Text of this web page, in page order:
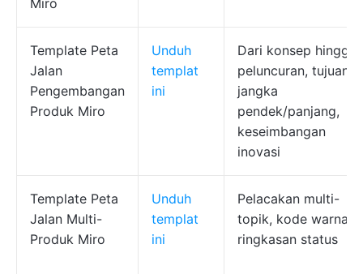
Miro
Template Peta
Jalan
Pengembangan
Produk Miro
Unduh
templat
ini
Dari konsep hingga
peluncuran, tujuan
jangka
pendek/panjang,
keseimbangan
inovasi
Template Peta
Jalan Multi-
Produk Miro
Unduh
templat
ini
Pelacakan multi-
topik, kode warna,
ringkasan status